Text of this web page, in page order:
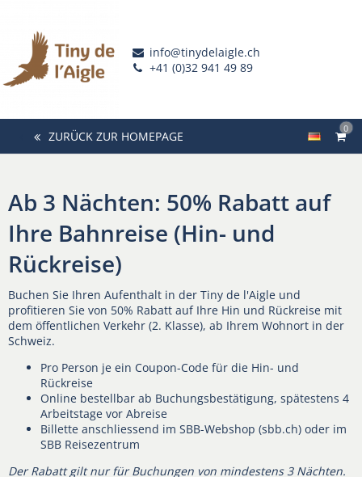
info@tinydelaigle.ch
+41 (0)32 941 49 89
0
ZURÜCK ZUR HOMEPAGE
Ab 3 Nächten: 50% Rabatt auf
Ihre Bahnreise (Hin- und
Rückreise)
Buchen Sie Ihren Aufenthalt in der Tiny de l'Aigle und
profitieren Sie von 50% Rabatt auf Ihre Hin und Rückreise mit
dem öffentlichen Verkehr (2. Klasse), ab Ihrem Wohnort in der
Schweiz.
Pro Person je ein Coupon-Code für die Hin- und
Rückreise
Online bestellbar ab Buchungsbestätigung, spätestens 4
Arbeitstage vor Abreise
Billette anschliessend im SBB-Webshop (sbb.ch) oder im
SBB Reisezentrum
Der Rabatt gilt nur für Buchungen von mindestens 3 Nächten.